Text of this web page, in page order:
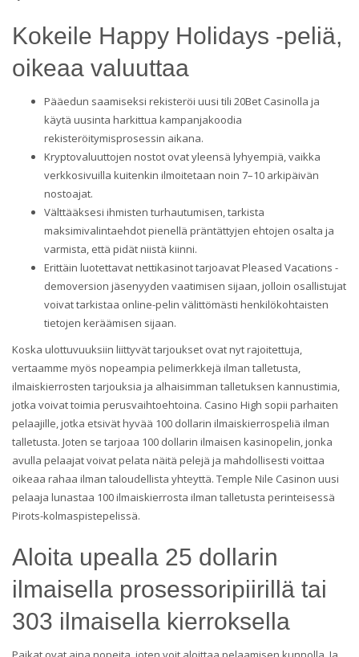
Kokeile Happy Holidays -peliä,
oikeaa valuuttaa
Pääedun saamiseksi rekisteröi uusi tili 20Bet Casinolla ja
käytä uusinta harkittua kampanjakoodia
rekisteröitymisprosessin aikana.
Kryptovaluuttojen nostot ovat yleensä lyhyempiä, vaikka
verkkosivuilla kuitenkin ilmoitetaan noin 7–10 arkipäivän
nostoajat.
Välttääksesi ihmisten turhautumisen, tarkista
maksimivalintaehdot pienellä präntättyjen ehtojen osalta ja
varmista, että pidät niistä kiinni.
Erittäin luotettavat nettikasinot tarjoavat Pleased Vacations -
demoversion jäsenyyden vaatimisen sijaan, jolloin osallistujat
voivat tarkistaa online-pelin välittömästi henkilökohtaisten
tietojen keräämisen sijaan.
Koska ulottuvuuksiin liittyvät tarjoukset ovat nyt rajoitettuja,
vertaamme myös nopeampia pelimerkkejä ilman talletusta,
ilmaiskierrosten tarjouksia ja alhaisimman talletuksen kannustimia,
jotka voivat toimia perusvaihtoehtoina. Casino High sopii parhaiten
pelaajille, jotka etsivät hyvää 100 dollarin ilmaiskierrospeliä ilman
talletusta. Joten se tarjoaa 100 dollarin ilmaisen kasinopelin, jonka
avulla pelaajat voivat pelata näitä pelejä ja mahdollisesti voittaa
oikeaa rahaa ilman taloudellista yhteyttä. Temple Nile Casinon uusi
pelaaja lunastaa 100 ilmaiskierrosta ilman talletusta perinteisessä
Pirots-kolmaspistepelissä.
Aloita upealla 25 dollarin
ilmaisella prosessoripiirillä tai
303 ilmaisella kierroksella